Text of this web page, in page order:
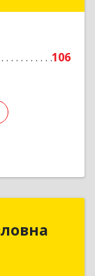
106
Подробнее